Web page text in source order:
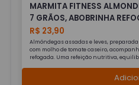
MARMITA FITNESS
7 GRÃOS, ABOBRINHA
R$ 23,90
Almôndegas assadas e leves,
com molho de tomate caseiro,
refogada. Uma refeição nutritiva,